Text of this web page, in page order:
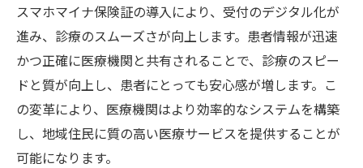
スマホマイナ保険証の導入により、受付のデジタル化が
進み、診療のスムーズさが向上します。患者情報が迅速
かつ正確に医療機関と共有されることで、診療のスピー
ドと質が向上し、患者にとっても安心感が増します。こ
の変革により、医療機関はより効率的なシステムを構築
し、地域住民に質の高い医療サービスを提供することが
可能になります。